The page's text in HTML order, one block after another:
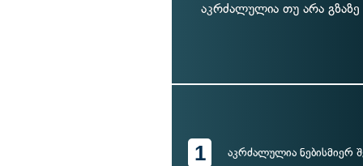
აკრძალულია თუ არა
1 აკრძალულია ნებისმიერ